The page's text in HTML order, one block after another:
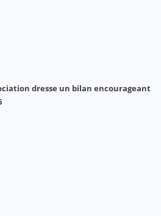
dresse un bilan encourageant